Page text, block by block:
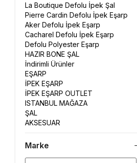
La Boutique Defolu İpek Şal
Pierre Cardin Defolu İpek Eşarp
Aker Defolu İpek Eşarp
Cacharel Defolu İpek Eşarp
Defolu Polyester Eşarp
HAZIR BONE ŞAL
İndirimli Ürünler
EŞARP
İPEK EŞARP
İPEK EŞARP OUTLET
ISTANBUL MAĞAZA
ŞAL
AKSESUAR
Marke